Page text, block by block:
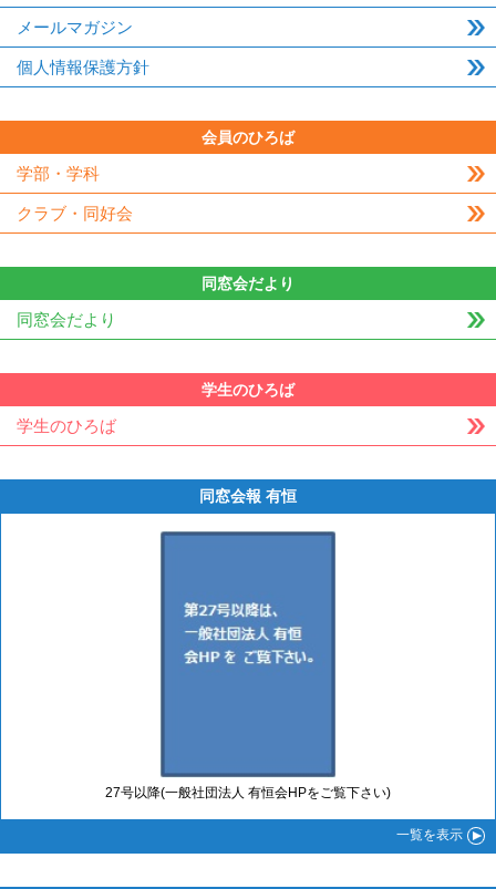
メールマガジン
個人情報保護方針
会員のひろば
学部・学科
クラブ・同好会
同窓会だより
同窓会だより
学生のひろば
学生のひろば
同窓会報 有恒
27号以降(一般社団法人 有恒会HPをご覧下さい)
一覧を表示